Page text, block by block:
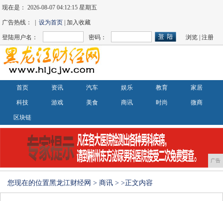
现在是：2026-08-07 04:12:16 星期五
广告热线： |设为首页 | 加入收藏
登陆用户名： 密码： 浏览 |注册
首页 资讯 汽车 娱乐 教育 家居
科技 游戏 美食 商讯 时尚 微商
区块链
广告
您现在的位置黑龙江财经网 > 商讯 > >正文内容